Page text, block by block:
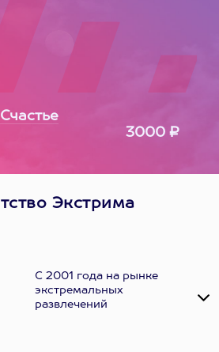
3000 ₽
Экстрима
С 2001 года на рынке
экстремальных
развлечений